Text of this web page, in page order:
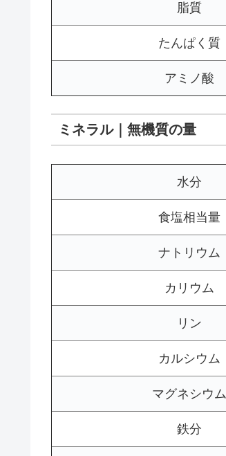
脂質
たんぱく質
アミノ酸
ミネラル｜無機質の量
水分
食塩相当量
ナトリウム
カリウム
リン
カルシウム
マグネシウム
鉄分